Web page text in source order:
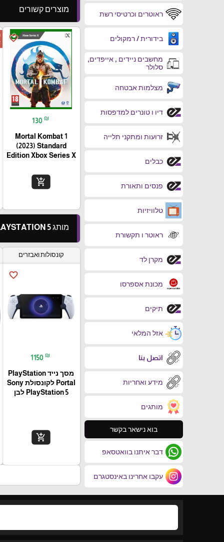
ראוטרים וכרטיסי רשת
בידורית / רמקולים
מחשבים ניידים , אייפדים,
סלולר
מצלמות אבטחה
דיו ו טונרים למדפסות
זרועות ומתקני תלייה
כבלים
פנסים ותאורת
טלוויזיות
ראוטר ו תקשורת
מקרן לד
מכונת אספרסו
תיקים
אזל המלאי
اتصل بنا
מידע ואחריות
מותגים
בוא נישאר בקשר
דבר איתנו בוואטסאפ
עקבו אחרינו באינסטגרם
מוצרים קשורים
favorite_border
130 ₪
Mortal Kombat 1
(2023) Standard
Edition Xbox Series X
add_shopping_cart
מותג PLAYSTATION 5
קונסולות ואבזרים
favorite_border
1150 ₪
מסך נייד PlayStation
Portal‎ לקונסולת Sony
PlayStation 5 לבן
add_shopping_cart